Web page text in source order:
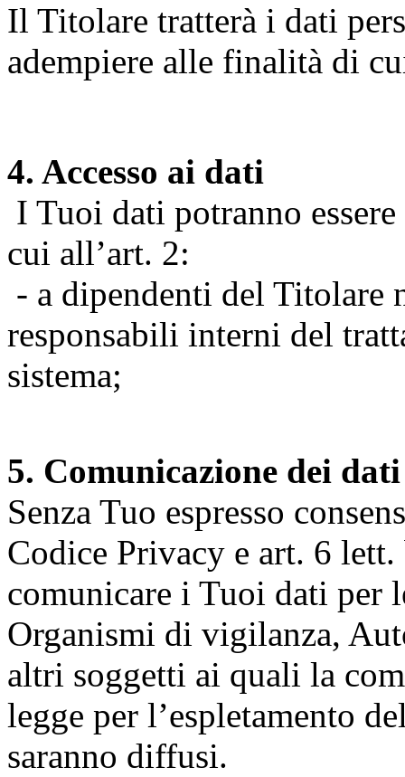
Il Titolare tratterà i dati
adempiere alle finalità di
4. Accesso ai dati
I Tuoi dati potranno
cui all’art. 2:
- a dipendenti del Titolare
responsabili interni del
sistema;
5. Comunicazione dei dati
Senza Tuo espresso
Codice Privacy e art. 6
comunicare i Tuoi dati per
Organismi di vigilanza,
altri soggetti ai quali la
legge per l’espletamento
saranno diffusi.